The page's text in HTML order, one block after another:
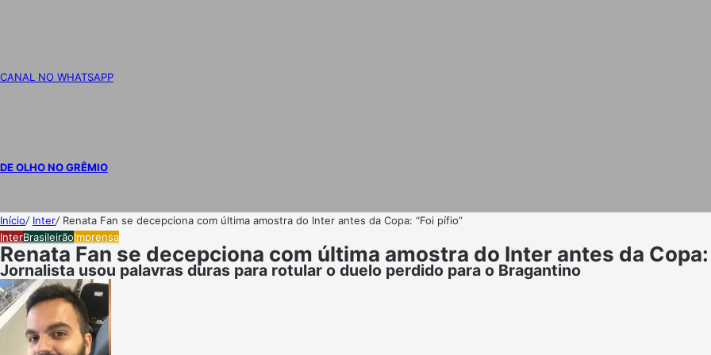
CANAL NO WHATSAPP
DE OLHO NO GRÊMIO
Início/ Inter/ Renata Fan se decepciona com última amostra do Inter antes da Copa: “Foi pífio”
InterBrasileirãoImprensa
Renata Fan se decepciona com última amostra do Inter antes da Copa:
Jornalista usou palavras duras para rotular o duelo perdido para o Bragantino